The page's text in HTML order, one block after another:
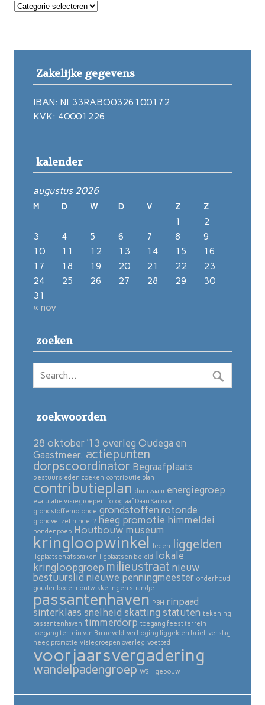
Notulen
Zakelijke gegevens
IBAN: NL33RABO0326100172
KVK: 40001226
kalender
augustus 2026
M D W D V Z Z
1
2
3
4 5 6 7 8
9
10
11 12 13 14 15
16
17
18 19 20 21 22
23
24
25 26 27 28 29
30
31
« nov
zoeken
zoekwoorden
28 oktober ’13 overleg Oudega en
Gaastmeer. actiepunten
dorpscoordinator Begraafplaats
bestuursleden zoeken contributie plan
contributieplan duurzaam energiegroep
evalutatie visiegroepen fotograaf Daan Samson
grondstoffenrotonde grondstoffen rotonde
grondverzet hinder? heeg promotie himmeldei
hondenpoep Houtbouw museum
kringloopwinkel leden liggelden
ligplaatsen afspraken ligplaatsen beleid
lokale
kringloopgroep milieustraat nieuw
bestuurslid nieuwe penningmeester onderhoud
goudenbodem ontwikkelingen strandje
passantenhaven PBH rinpaad
sinterklaas snelheid skatting statuten tekening
passantenhaven timmerdorp toegang feest terrein
toegang terrein van Barneveld verhoging liggelden brief verslag
heeg promotie visiegroepen overleg voetpad
voorjaarsvergadering
wandelpadengroep WSH gebouw